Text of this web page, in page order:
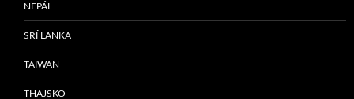
NEPÁL
SRÍ LANKA
TAIWAN
THAJSKO